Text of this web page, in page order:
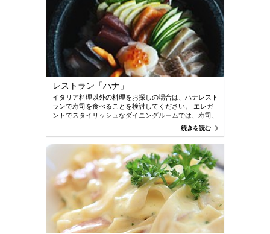
レストラン「ハナ」
イタリア料理以外の料理をお探しの場合は、ハナレスト
ランで寿司を食べることを検討してください。 エレガ
ントでスタイリッシュなダイニングルームでは、寿司、
天ぷらなど、さまざまな伝統的な日本料理を楽しめま
続きを読む